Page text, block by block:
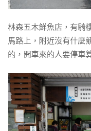
林森五木鮮魚店，有騎
馬路上，附近沒有什麼
的，開車來的人要停車